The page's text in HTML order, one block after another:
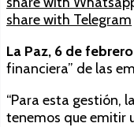
share with Telegram
La Paz, 6 de
financiera” de las
“Para esta gestión,
tenemos que emitir